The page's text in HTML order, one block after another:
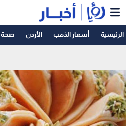
الرئيسية أسعار الذهب الأردن صحة